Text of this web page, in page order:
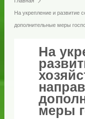
На укрепление и развитие
дополнительные меры
На
меры